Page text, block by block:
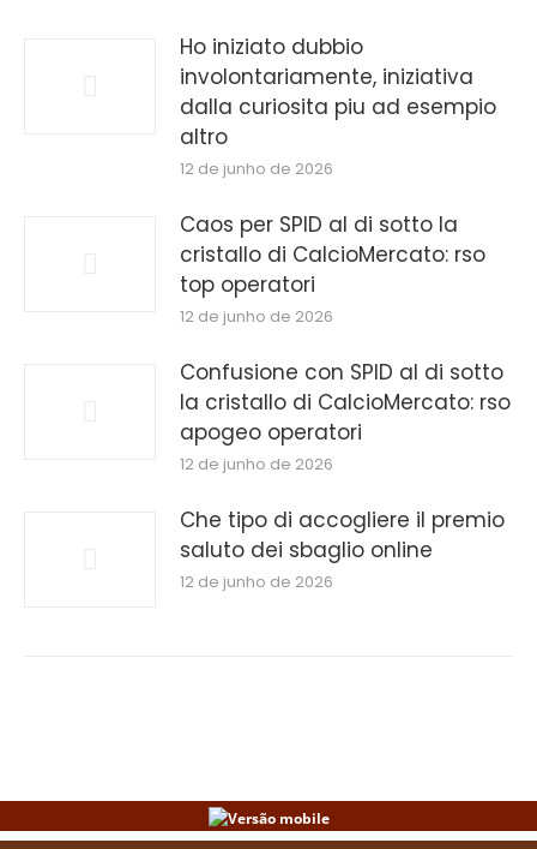
Ho iniziato dubbio
involontariamente, iniziativa
dalla curiosita piu ad esempio
altro
12 de junho de 2026
Caos per SPID al di sotto la
cristallo di CalcioMercato: rso
top operatori
12 de junho de 2026
Confusione con SPID al di sotto
la cristallo di CalcioMercato: rso
apogeo operatori
12 de junho de 2026
Che tipo di accogliere il premio
saluto dei sbaglio online
12 de junho de 2026